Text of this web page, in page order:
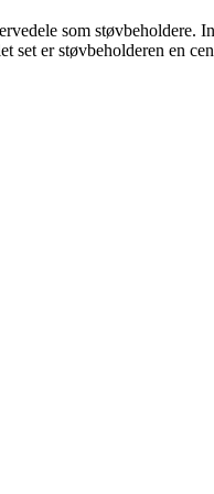
som støvbeholdere.
er støvbeholderen en